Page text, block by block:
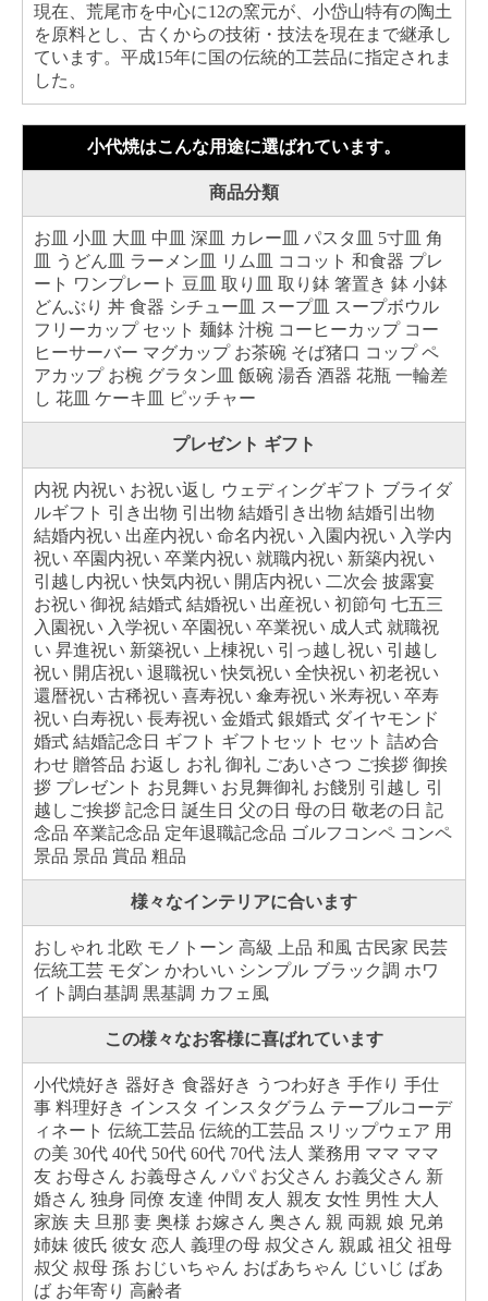
現在、荒尾市を中心に12の窯元が、小岱山特有の陶土
を原料とし、古くからの技術・技法を現在まで継承し
ています。平成15年に国の伝統的工芸品に指定されま
した。
小代焼はこんな用途に選ばれています。
商品分類
お皿 小皿 大皿 中皿 深皿 カレー皿 パスタ皿 5寸皿 角
皿 うどん皿 ラーメン皿 リム皿 ココット 和食器 プレ
ート ワンプレート 豆皿 取り皿 取り鉢 箸置き 鉢 小鉢
どんぶり 丼 食器 シチュー皿 スープ皿 スープボウル
フリーカップ セット 麺鉢 汁椀 コーヒーカップ コー
ヒーサーバー マグカップ お茶碗 そば猪口 コップ ペ
アカップ お椀 グラタン皿 飯碗 湯呑 酒器 花瓶 一輪差
し 花皿 ケーキ皿 ピッチャー
プレゼント ギフト
内祝 内祝い お祝い返し ウェディングギフト ブライダ
ルギフト 引き出物 引出物 結婚引き出物 結婚引出物
結婚内祝い 出産内祝い 命名内祝い 入園内祝い 入学内
祝い 卒園内祝い 卒業内祝い 就職内祝い 新築内祝い
引越し内祝い 快気内祝い 開店内祝い 二次会 披露宴
お祝い 御祝 結婚式 結婚祝い 出産祝い 初節句 七五三
入園祝い 入学祝い 卒園祝い 卒業祝い 成人式 就職祝
い 昇進祝い 新築祝い 上棟祝い 引っ越し祝い 引越し
祝い 開店祝い 退職祝い 快気祝い 全快祝い 初老祝い
還暦祝い 古稀祝い 喜寿祝い 傘寿祝い 米寿祝い 卒寿
祝い 白寿祝い 長寿祝い 金婚式 銀婚式 ダイヤモンド
婚式 結婚記念日 ギフト ギフトセット セット 詰め合
わせ 贈答品 お返し お礼 御礼 ごあいさつ ご挨拶 御挨
拶 プレゼント お見舞い お見舞御礼 お餞別 引越し 引
越しご挨拶 記念日 誕生日 父の日 母の日 敬老の日 記
念品 卒業記念品 定年退職記念品 ゴルフコンペ コンペ
景品 景品 賞品 粗品
様々なインテリアに合います
おしゃれ 北欧 モノトーン 高級 上品 和風 古民家 民芸
伝統工芸 モダン かわいい シンプル ブラック調 ホワ
イト調白基調 黒基調 カフェ風
この様々なお客様に喜ばれています
小代焼好き 器好き 食器好き うつわ好き 手作り 手仕
事 料理好き インスタ インスタグラム テーブルコーデ
ィネート 伝統工芸品 伝統的工芸品 スリップウェア 用
の美 30代 40代 50代 60代 70代 法人 業務用 ママ ママ
友 お母さん お義母さん パパ お父さん お義父さん 新
婚さん 独身 同僚 友達 仲間 友人 親友 女性 男性 大人
家族 夫 旦那 妻 奥様 お嫁さん 奥さん 親 両親 娘 兄弟
姉妹 彼氏 彼女 恋人 義理の母 叔父さん 親戚 祖父 祖母
叔父 叔母 孫 おじいちゃん おばあちゃん じいじ ばあ
ば お年寄り 高齢者